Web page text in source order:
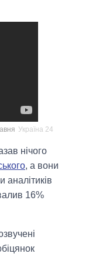
Україна 24
нічого
, а вони
16%